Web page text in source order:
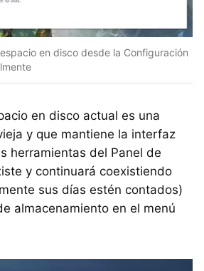
en disco desde la Configuración
en disco actual es una
y que mantiene la interfaz
herramientas del Panel de
y continuará coexistiendo
sus días estén contados)
almacenamiento en el menú